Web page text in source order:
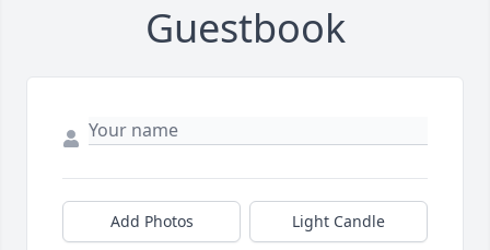
Guestbook
Add Photos Light Candle